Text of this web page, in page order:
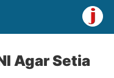
Agar Setia